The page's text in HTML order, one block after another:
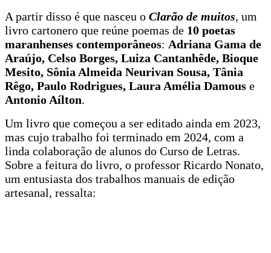
A partir disso é que nasceu o Clarão de muitos, um
livro cartonero que reúne poemas de 10 poetas
maranhenses contemporâneos: Adriana Gama de
Araújo, Celso Borges, Luiza Cantanhêde, Bioque
Mesito, Sônia Almeida Neurivan Sousa, Tânia
Rêgo, Paulo Rodrigues, Laura Amélia Damous e
Antonio Aílton.
Um livro que começou a ser editado ainda em 2023,
mas cujo trabalho foi terminado em 2024, com a
linda colaboração de alunos do Curso de Letras.
Sobre a feitura do livro, o professor Ricardo Nonato,
um entusiasta dos trabalhos manuais de edição
artesanal, ressalta: